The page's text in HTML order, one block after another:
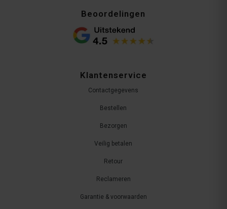
Beoordelingen
Klantenservice
Contactgegevens
Bestellen
Bezorgen
Veilig betalen
Retour
Reclameren
Garantie & voorwaarden